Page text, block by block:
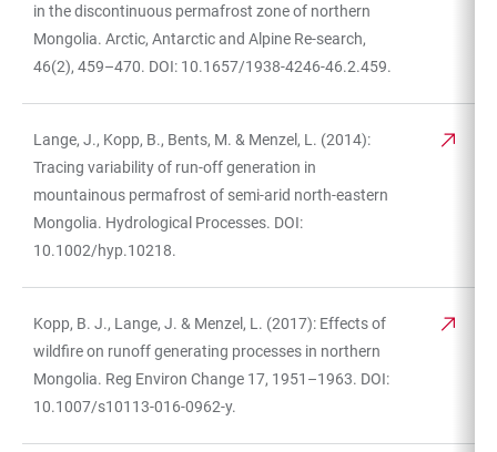
in the discontinuous permafrost zone of northern
Mongolia. Arctic, Antarctic and Alpine Re-search,
46(2), 459–470. DOI: 10.1657/1938-4246-46.2.459.
Lange, J., Kopp, B., Bents, M. & Menzel, L. (2014):
Tracing variability of run-off generation in
mountainous permafrost of semi-arid north-eastern
Mongolia. Hydrological Processes. DOI:
10.1002/hyp.10218.
Kopp, B. J., Lange, J. & Menzel, L. (2017): Effects of
wildfire on runoff generating processes in northern
Mongolia. Reg Environ Change 17, 1951–1963. DOI:
10.1007/s10113-016-0962-y.